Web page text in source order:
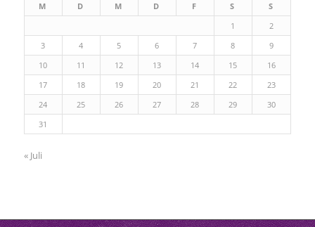
M D M D F S
S
1
2
3
4 5 6 7 8
9
10
11 12 13 14 15
16
17
18 19 20 21 22
23
24
25 26 27 28 29
30
31
« Juli